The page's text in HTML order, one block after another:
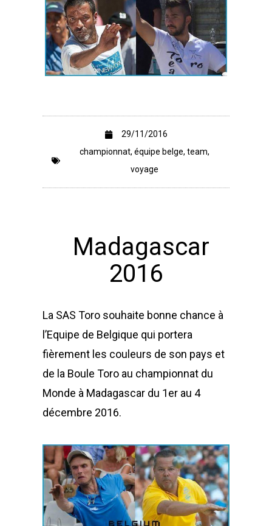
29/11/2016
championnat, équipe belge, team,
voyage
Madagascar
2016
La SAS Toro souhaite bonne chance à
l’Equipe de Belgique qui portera
fièrement les couleurs de son pays et
de la Boule Toro au championnat du
Monde à Madagascar du 1er au 4
décembre 2016.